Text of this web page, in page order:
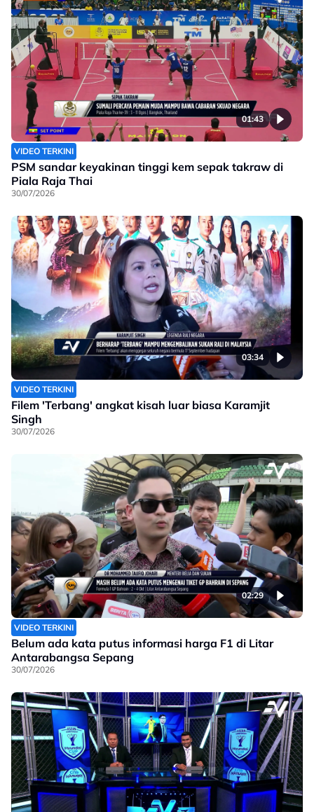
01:43
VIDEO TERKINI
PSM sandar keyakinan tinggi kem sepak takraw di
Piala Raja Thai
30/07/2026
03:34
VIDEO TERKINI
Filem 'Terbang' angkat kisah luar biasa Karamjit
Singh
30/07/2026
02:29
VIDEO TERKINI
Belum ada kata putus informasi harga F1 di Litar
Antarabangsa Sepang
30/07/2026